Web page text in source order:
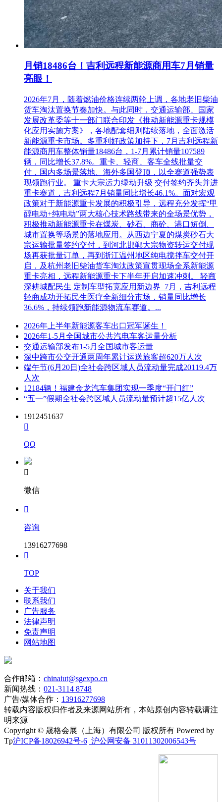
月销18486台！吉利远程新能源商用车7月销量
亮眼！
2026年7月，随着燃油价格连续两轮上调，各地老旧柴油
货车淘汰置换节奏加快。与此同时，交通运输部、国家
发展改革委等十一部门联合印发《推动新能源重卡规模
化应用实施方案》，各地配套细则陆续落地，全面激活
新能源重卡市场。多重利好政策加持下，7月吉利远程新
能源商用车整体销量18486台，1-7月累计销量107589
辆，同比增长37.8%。重卡、轻商、客车全线批量交
付，国内多场景落地、海外多国登顶，以全赛道强势表
现领跑行业。 重卡大宗运力绿动升级 交付签约齐头并进
重卡赛道，吉利远程7月销量同比增长46.1%。面对宏观
政策对于新能源重卡发展的积极引导，远程充分发挥“甲
醇电动+纯电动”两大核心技术路线带来的全场景优势，
积极推动新能源重卡在煤炭、砂石、商砼、港口短倒、
城市置换等场景的落地应用。从西边宁夏的煤炭砂石大
宗运输批量签约交付，到河北邯郸大宗物资转运交付现
场再获批量订单，再到浙江温州地区纯电搅拌车交付开
启，及杭州老旧柴油货车淘汰政策宣贯现场全系新能源
重卡亮相，远程新能源重卡下半年开启加速冲刺。 轻商
深耕城配民生 定制车型拓宽应用新边界 7月，吉利远程
轻商成功开拓民生医疗全新细分市场，销量同比增长
36.6%，持续领跑新能源物流车赛道。...
2026年上半年新能源客车出口冠军诞生！
2026年1-5月全国城市公共汽电车客运量分析
交通运输部发布1-5月全国城市客运量
深中跨市公交开通两周年累计运送旅客超620万人次
端午节(6月20日)全社会跨区域人员流动量完成20119.4万
人次
12184辆！福建金龙汽车集团实现一季度“开门红”
“五一”假期全社会跨区域人员流动量预计超15亿人次
1912451637

QQ

微信

咨询
13916277698

TOP
关于我们
联系我们
广告服务
法律声明
免责声明
网站地图
合作邮箱： chinaiut@sgexpo.cn
新闻热线： 021-3114 8748
广告/媒体合作： 13916277698
转载内容版权归作者及来源网站所有，本站原创内容转载请注
明来源
Copyright © 晟格会展（上海）有限公司 版权所有 Powered by
Tp沪ICP备18026942号-6 沪公网安备 31011302006543号